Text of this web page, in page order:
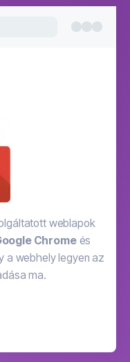
weblapok
Chromeés
a webhely legyen az
ma.